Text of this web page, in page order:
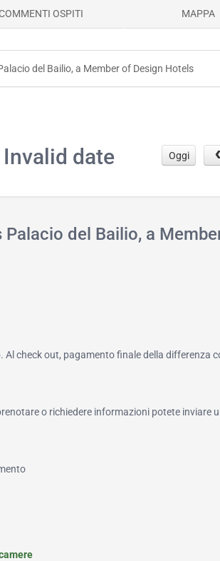
OSPITI MAPPA
del Bailio, a Member of Design Hotels
date Oggi
del Bailio, a
check out, pagamento finale della differenza
o richiedere informazioni potete inviare